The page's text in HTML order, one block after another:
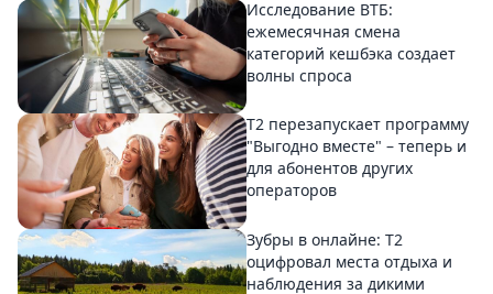
Исследование ВТБ:
ежемесячная смена
категорий кешбэка создает
волны спроса
Т2 перезапускает программу
"Выгодно вместе" – теперь и
для абонентов других
операторов
Зубры в онлайне: Т2
оцифровал места отдыха и
наблюдения за дикими